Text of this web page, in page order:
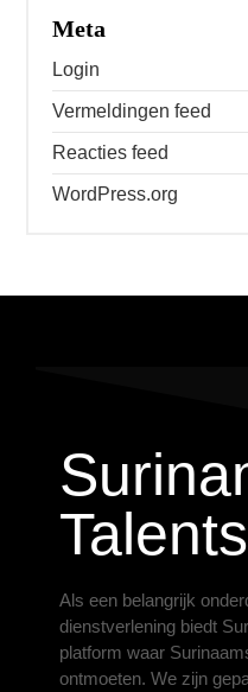
Meta
Login
Vermeldingen feed
Reacties feed
WordPress.org
Talents
Als een belangrijk
dienstverlening biedt
platform waar
ontmoeten. We zijn